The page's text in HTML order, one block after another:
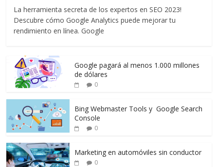
La herramienta secreta de los expertos en SEO 2023!
Descubre cómo Google Analytics puede mejorar tu
rendimiento en línea. Google
Google pagará al menos 1.000 millones
de dólares
0
Bing Webmaster Tools y Google Search
Console
0
Marketing en automóviles sin conductor
0